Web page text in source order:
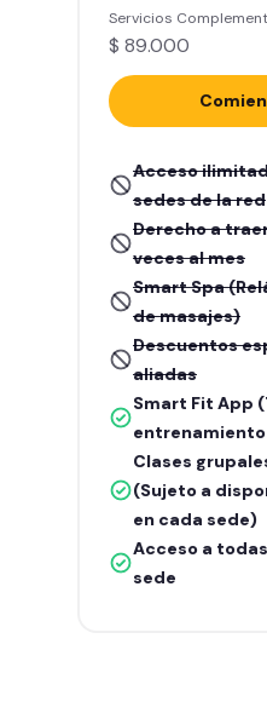
Servicios
$ 89.000
Acceso
sedes de la red
Derecho a
veces al mes
Smart Spa
de masajes)
Descuentos
aliadas
Smart Fit App
Clases
(Sujeto a
en cada sede)
Acceso a
sede